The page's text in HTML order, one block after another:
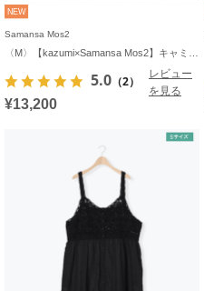
NEW
Samansa Mos2
5.0 （2）
レビュー
を見る
¥13,200